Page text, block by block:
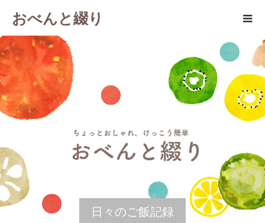
おべんと綴り
日々のご飯記録